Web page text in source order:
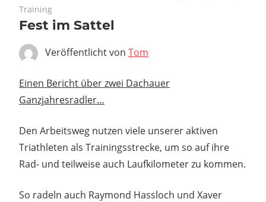
Training
Fest im Sattel
Veröffentlicht von Tom
Einen Bericht über zwei Dachauer
Ganzjahresradler…
Den Arbeitsweg nutzen viele unserer aktiven
Triathleten als Trainingsstrecke, um so auf ihre
Rad- und teilweise auch Laufkilometer zu kommen.
So radeln auch Raymond Hassloch und Xaver